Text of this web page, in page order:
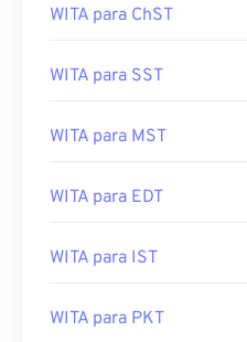
WITA para ChST
WITA para SST
WITA para MST
WITA para EDT
WITA para IST
WITA para PKT